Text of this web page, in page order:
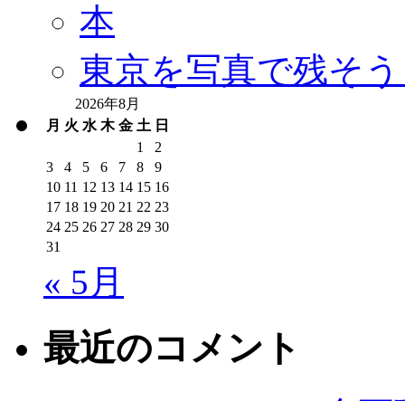
本
東京を写真で残そ
2026年8月
月 火 水 木 金 土 日
1
2
3
4 5 6 7 8
9
10 11 12 13 14 15 16
17 18 19 20 21 22 23
24 25 26 27 28 29 30
31
« 5月
最近のコメント